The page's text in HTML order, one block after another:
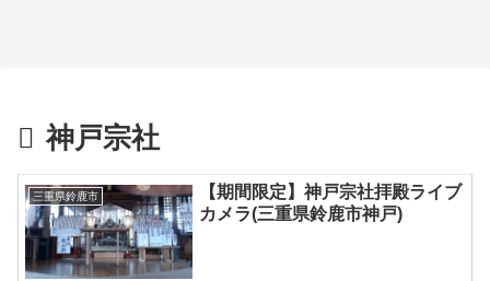
神戸宗社
三重県鈴鹿市
【期間限定】神戸宗社拝殿ライブ
カメラ(三重県鈴鹿市神戸)